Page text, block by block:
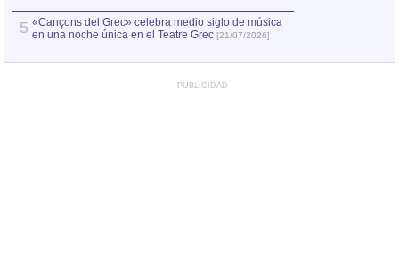
5 «Cançons del Grec» celebra medio siglo de música
en una noche única en el Teatre Grec [21/07/2026]
PUBLICIDAD